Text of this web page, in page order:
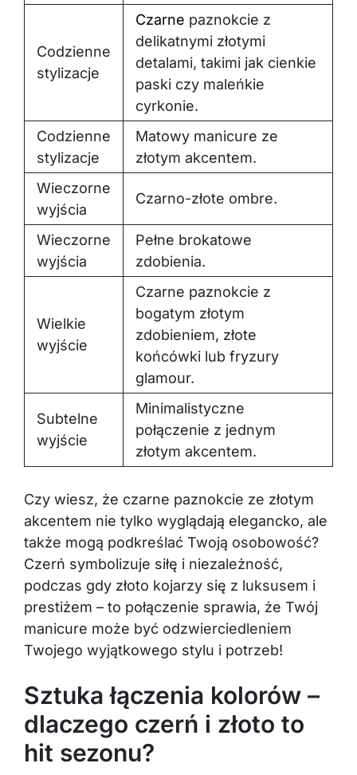
Codzienne
stylizacje
Czarne paznokcie z
delikatnymi złotymi
detalami, takimi jak cienkie
paski czy maleńkie
cyrkonie.
Codzienne
stylizacje
Matowy manicure ze
złotym akcentem.
Wieczorne
wyjścia
Czarno-złote ombre.
Wieczorne
wyjścia
Pełne brokatowe
zdobienia.
Wielkie
wyjście
Czarne paznokcie z
bogatym złotym
zdobieniem, złote
końcówki lub fryzury
glamour.
Subtelne
wyjście
Minimalistyczne
połączenie z jednym
złotym akcentem.
Czy wiesz, że czarne paznokcie ze złotym
akcentem nie tylko wyglądają elegancko, ale
także mogą podkreślać Twoją osobowość?
Czerń symbolizuje siłę i niezależność,
podczas gdy złoto kojarzy się z luksusem i
prestiżem – to połączenie sprawia, że Twój
manicure może być odzwierciedleniem
Twojego wyjątkowego stylu i potrzeb!
Sztuka łączenia kolorów –
dlaczego czerń i złoto to
hit sezonu?